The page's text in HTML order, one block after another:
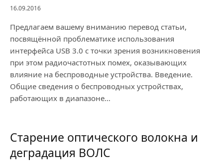
16.09.2016
Предлагаем вашему вниманию перевод статьи,
посвящённой проблематике использования
интерфейса USB 3.0 с точки зрения возникновения
при этом радиочастотных помех, оказывающих
влияние на беспроводные устройства. Введение.
Общие сведения о беспроводных устройствах,
работающих в диапазоне…
Cтарение оптического волокна и
деградация ВОЛС